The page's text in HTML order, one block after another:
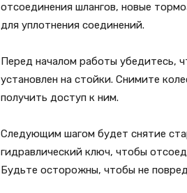
отсоединения шлангов, новые
для уплотнения соединений.
Перед началом работы убедитесь,
установлен на стойки. Снимите
получить доступ к ним.
Следующим шагом будет снятие
гидравлический ключ, чтобы
Будьте осторожны, чтобы не